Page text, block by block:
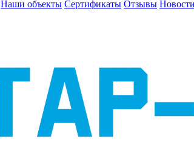
Наши объекты Сертификаты Отзывы Новости